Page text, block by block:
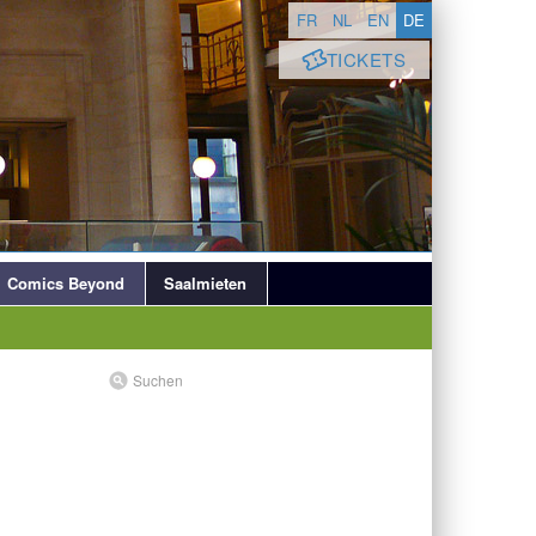
TICKETS
FR NL EN DE
Comics Beyond Saalmieten
Suchen